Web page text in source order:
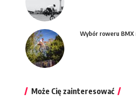
Wybór roweru BMX
Może Cię zainteresować